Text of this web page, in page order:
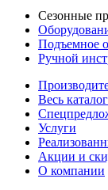
Сезонные
Подъемное
Ручной
Весь
Услуги
Акции и
О компании